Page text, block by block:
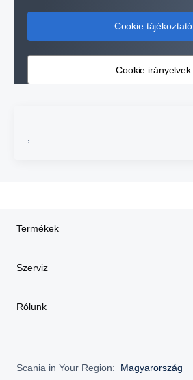
Cookie tájékoztató
Cookie irányelvek
,
Termékek
Szerviz
Rólunk
Scania in Your Region: Magyarország